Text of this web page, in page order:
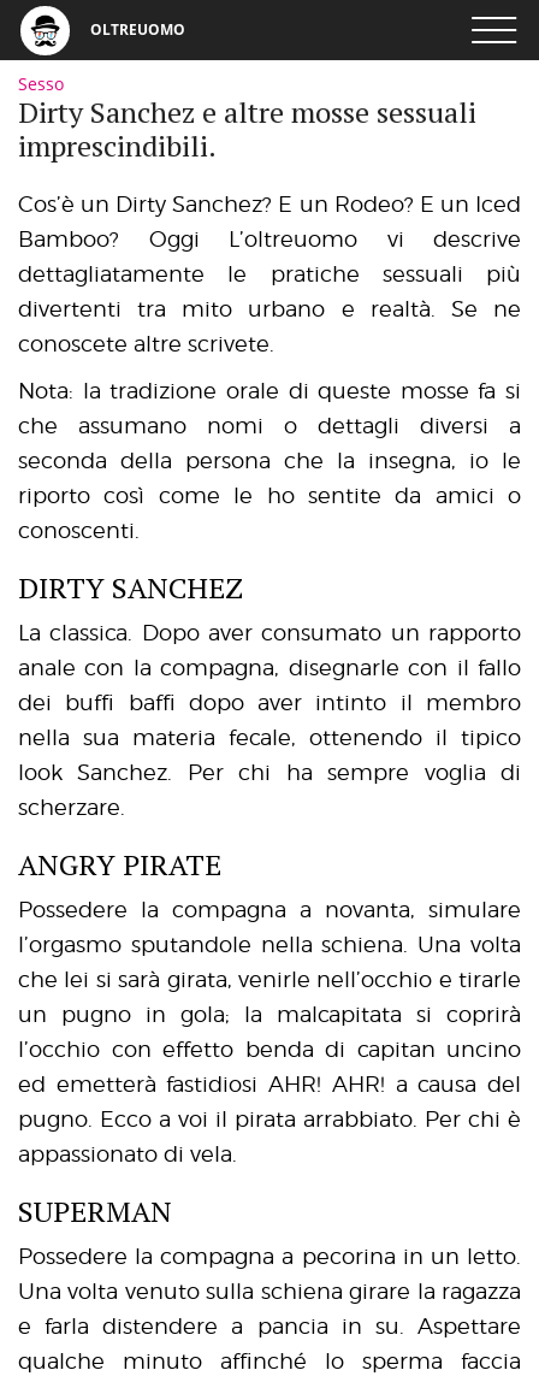
OLTREUOMO
Sesso
Dirty Sanchez e altre mosse sessuali
imprescindibili.
Cos’è un Dirty Sanchez? E un Rodeo? E un Iced
Bamboo? Oggi L’oltreuomo vi descrive
dettagliatamente le pratiche sessuali più
divertenti tra mito urbano e realtà. Se ne
conoscete altre scrivete.
Nota: la tradizione orale di queste mosse fa si
che assumano nomi o dettagli diversi a
seconda della persona che la insegna, io le
riporto così come le ho sentite da amici o
conoscenti.
DIRTY SANCHEZ
La classica. Dopo aver consumato un rapporto
anale con la compagna, disegnarle con il fallo
dei buffi baffi dopo aver intinto il membro
nella sua materia fecale, ottenendo il tipico
look Sanchez. Per chi ha sempre voglia di
scherzare.
ANGRY PIRATE
Possedere la compagna a novanta, simulare
l’orgasmo sputandole nella schiena. Una volta
che lei si sarà girata, venirle nell’occhio e tirarle
un pugno in gola; la malcapitata si coprirà
l’occhio con effetto benda di capitan uncino
ed emetterà fastidiosi AHR! AHR! a causa del
pugno. Ecco a voi il pirata arrabbiato. Per chi è
appassionato di vela.
SUPERMAN
Possedere la compagna a pecorina in un letto.
Una volta venuto sulla schiena girare la ragazza
e farla distendere a pancia in su. Aspettare
qualche minuto affinché lo sperma faccia